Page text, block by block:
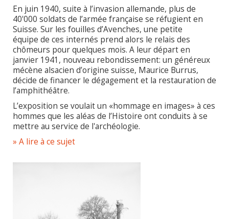
En juin 1940, suite à l’invasion allemande, plus de
40'000 soldats de l’armée française se réfugient en
Suisse. Sur les fouilles d’Avenches, une petite
équipe de ces internés prend alors le relais des
chômeurs pour quelques mois. A leur départ en
janvier 1941, nouveau rebondissement: un généreux
mécène alsacien d’origine suisse, Maurice Burrus,
décide de financer le dégagement et la restauration de
l’amphithéâtre.
L’exposition se voulait un «hommage en images» à ces
hommes que les aléas de l’Histoire ont conduits à se
mettre au service de l'archéologie.
» A lire à ce sujet